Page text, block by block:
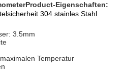
Eigenschaften:
304 stainles Stahl
3.5mm
Temperatur